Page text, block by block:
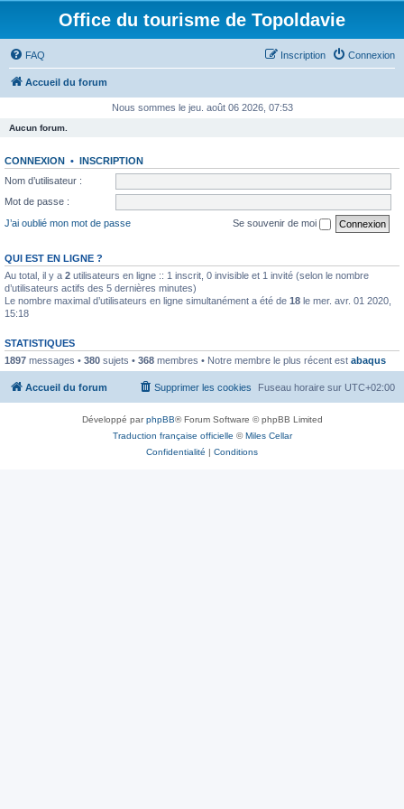
Office du tourisme de Topoldavie
FAQ Connexion
Inscription
Accueil du forum
Nous sommes le jeu. août 06 2026, 07:53
Aucun forum.
CONNEXION • INSCRIPTION
Nom d’utilisateur :
Mot de passe :
J’ai oublié mon mot de passe
Se souvenir de moi
QUI EST EN LIGNE ?
Au total, il y a 2 utilisateurs en ligne :: 1 inscrit, 0 invisible et 1 invité (selon le nombre
d’utilisateurs actifs des 5 dernières minutes)
Le nombre maximal d’utilisateurs en ligne simultanément a été de 18 le mer. avr. 01 2020,
15:18
STATISTIQUES
1897 messages • 380 sujets • 368 membres • Notre membre le plus récent est abaqus
Accueil du forum Fuseau horaire sur UTC+02:00
Supprimer les cookies
Développé parphpBB® Forum Software © phpBB Limited
Traduction française officielle ©Miles Cellar
Confidentialité | Conditions